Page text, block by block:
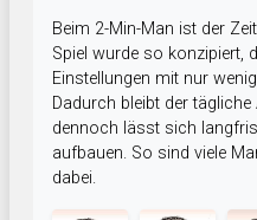
Beim 2-Min-Man ist der
Spiel wurde so konzipiert,
Einstellungen mit nur
Dadurch bleibt der
dennoch lässt sich
aufbauen. So sind viele
dabei.